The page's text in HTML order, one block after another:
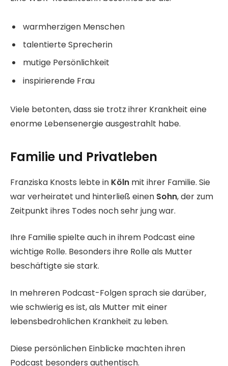
warmherzigen Menschen
talentierte Sprecherin
mutige Persönlichkeit
inspirierende Frau
Viele betonten, dass sie trotz ihrer Krankheit eine
enorme Lebensenergie ausgestrahlt habe.
Familie und Privatleben
Franziska Knosts lebte in Köln mit ihrer Familie. Sie
war verheiratet und hinterließ einen Sohn, der zum
Zeitpunkt ihres Todes noch sehr jung war.
Ihre Familie spielte auch in ihrem Podcast eine
wichtige Rolle. Besonders ihre Rolle als Mutter
beschäftigte sie stark.
In mehreren Podcast-Folgen sprach sie darüber,
wie schwierig es ist, als Mutter mit einer
lebensbedrohlichen Krankheit zu leben.
Diese persönlichen Einblicke machten ihren
Podcast besonders authentisch.